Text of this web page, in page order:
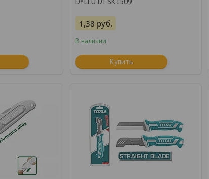
1,38 руб.
В наличии
Купить